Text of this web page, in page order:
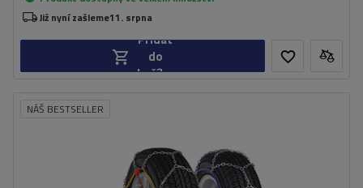
Již nyní zašleme11. srpna
Přidat
do
košíku
NÁŠ BESTSELLER
Ne
ÖNORM V5117,TÜV/GS